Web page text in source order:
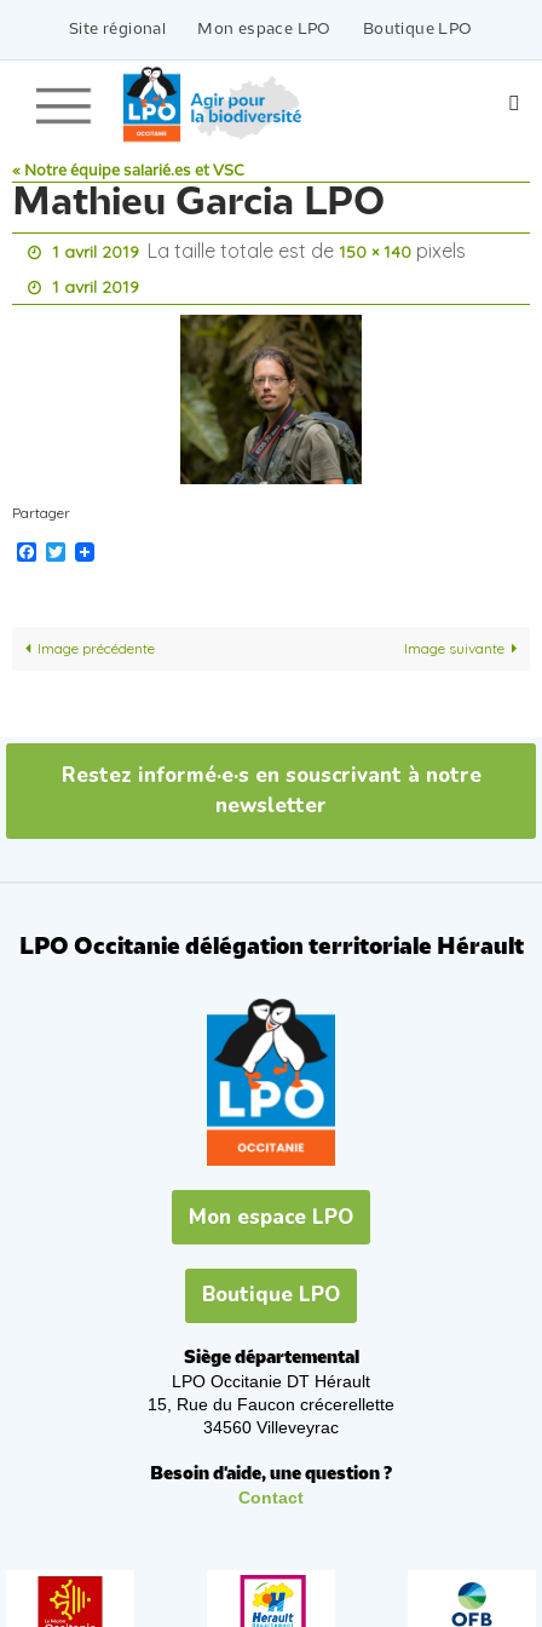
contenu
Site régional Mon espace LPO Boutique LPO
« Notre équipe salarié.es et VSC
Mathieu Garcia LPO
1 avril 2019 La taille totale est de150 × 140 pixels
1 avril 2019
Partager
Facebook
Twitter
Image précédente Image suivante
Restez informé·e·s en souscrivant à notre
newsletter
LPO Occitanie délégation territoriale Hérault
Mon espace LPO
Boutique LPO
Siège départemental
LPO Occitanie DT Hérault
15, Rue du Faucon crécerellette
34560 Villeveyrac
Besoin d'aide, une question ?
Contact